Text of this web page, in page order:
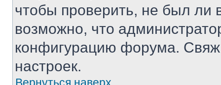
чтобы проверить, не был ли
возможно, что
конфигурацию форума.
настроек.